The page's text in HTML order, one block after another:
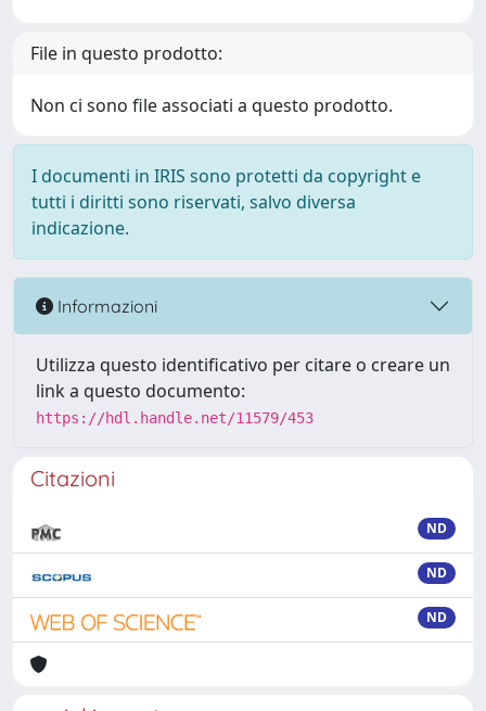
File in questo prodotto:
Non ci sono file associati a questo prodotto.
I documenti in IRIS sono protetti da copyright e
tutti i diritti sono riservati, salvo diversa
indicazione.
Informazioni
Utilizza questo identificativo per citare o creare un
link a questo documento:
https://hdl.handle.net/11579/453
Citazioni
ND
ND
ND